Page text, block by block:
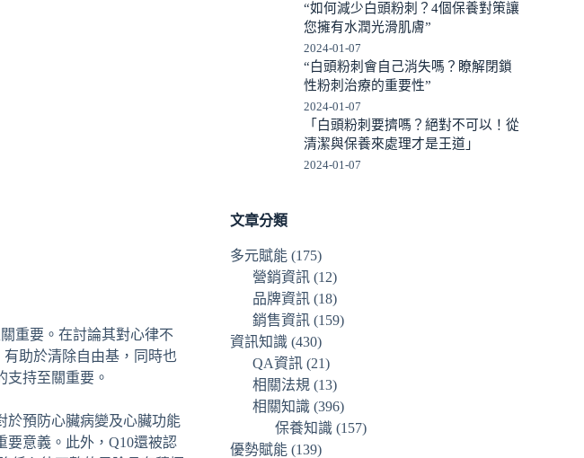
重要。在討論其對心律不
助於清除自由基，同時也
支持至關重要。
於預防心臟病變及心臟功能
要意義。此外，Q10還被認
“如何減少白頭粉刺？4個保養對策讓
您擁有水潤光滑肌膚”
2024-01-07
“白頭粉刺會自己消失嗎？瞭解閉鎖
性粉刺治療的重要性”
2024-01-07
「白頭粉刺要擠嗎？絕對不可以！從
清潔與保養來處理才是王道」
2024-01-07
文章分類
多元賦能 (175)
營銷資訊 (12)
品牌資訊 (18)
銷售資訊 (159)
資訊知識 (430)
QA資訊 (21)
相關法規 (13)
相關知識 (396)
保養知識 (157)
優勢賦能 (139)